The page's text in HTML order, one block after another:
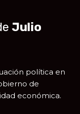
Julio
política en
de
económica.